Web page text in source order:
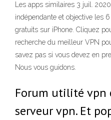
Les apps similaires 3 juil.
indépendante et objective les
gratuits sur iPhone. Cliquez
recherche du meilleur VPN
savez pas si vous devez en
Nous vous guidons.
Forum utilité vpn
serveur vpn. Et